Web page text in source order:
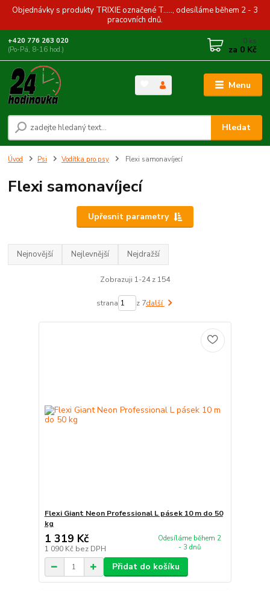
Objednávky s produkty TRIXIE označené T....., odesíláme během 2 - 3
pracovních dnů.
Menu
Hledat
+420 776 263 020
(Po-Pá, 8-16 hod.)
0 ks
za 0 Kč
Úvod Psi Vodítka pro psy Flexi samonavíjecí
Flexi samonavíjecí
Upřesnit parametry
Nejnovější Nejlevnější Nejdražší
Zobrazuji 1-24 z 154
strana z 7další
Flexi Giant Neon Professional L pásek 10 m do 50
kg
1 319 Kč
1 090 Kč bez DPH
Odesíláme během 2
- 3 dnů
Přidat do košíku